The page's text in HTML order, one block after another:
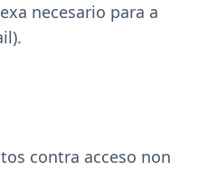
necesario para a
contra acceso non